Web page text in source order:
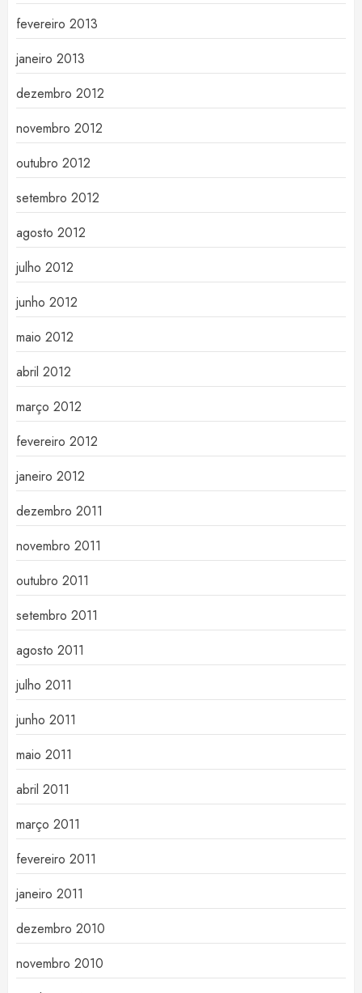
fevereiro 2013
janeiro 2013
dezembro 2012
novembro 2012
outubro 2012
setembro 2012
agosto 2012
julho 2012
junho 2012
maio 2012
abril 2012
março 2012
fevereiro 2012
janeiro 2012
dezembro 2011
novembro 2011
outubro 2011
setembro 2011
agosto 2011
julho 2011
junho 2011
maio 2011
abril 2011
março 2011
fevereiro 2011
janeiro 2011
dezembro 2010
novembro 2010